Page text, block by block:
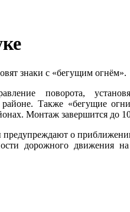
знаки с «бегущим огнём».
поворота,
Также «бегущие
Монтаж завершится до
о
дорожного движения